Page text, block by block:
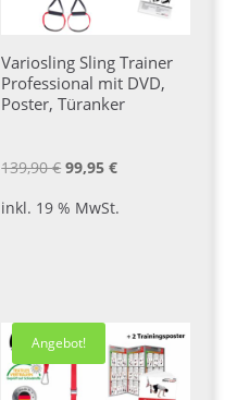
Variosling Sling Trainer
Professional mit DVD,
Poster, Türanker
139,90€Ursprünglicher
99,95€Aktueller
inkl. 19 % MwSt.
Angebot!